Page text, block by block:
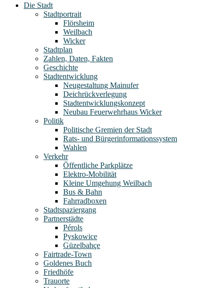
Die Stadt
Stadtportrait
Flörsheim
Weilbach
Wicker
Stadtplan
Zahlen, Daten, Fakten
Geschichte
Stadtentwicklung
Neugestaltung Mainufer
Deichrückverlegung
Stadtentwicklungskonzept
Neubau Feuerwehrhaus Wicker
Politik
Politische Gremien der Stadt
Rats- und Bürgerinformationssystem
Wahlen
Verkehr
Öffentliche Parkplätze
Elektro-Mobilität
Kleine Umgehung Weilbach
Bus & Bahn
Fahrradboxen
Stadtspaziergang
Partnerstädte
Pérols
Pyskowice
Güzelbahçe
Fairtrade-Town
Goldenes Buch
Friedhöfe
Trauorte